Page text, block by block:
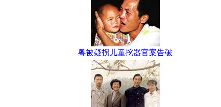
粤被疑拐儿童挖器官案告破